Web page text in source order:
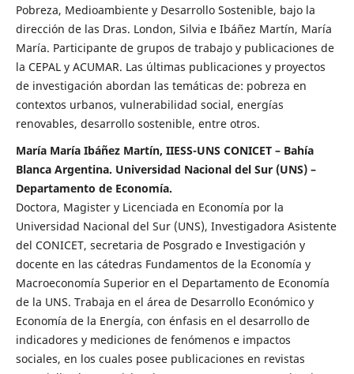
Pobreza, Medioambiente y Desarrollo Sostenible, bajo la
dirección de las Dras. London, Silvia e Ibáñez Martín, María
María. Participante de grupos de trabajo y publicaciones de
la CEPAL y ACUMAR. Las últimas publicaciones y proyectos
de investigación abordan las temáticas de: pobreza en
contextos urbanos, vulnerabilidad social, energías
renovables, desarrollo sostenible, entre otros.
María María Ibáñez Martín, IIESS-UNS CONICET – Bahía
Blanca Argentina. Universidad Nacional del Sur (UNS) –
Departamento de Economía.
Doctora, Magister y Licenciada en Economía por la
Universidad Nacional del Sur (UNS), Investigadora Asistente
del CONICET, secretaria de Posgrado e Investigación y
docente en las cátedras Fundamentos de la Economía y
Macroeconomía Superior en el Departamento de Economía
de la UNS. Trabaja en el área de Desarrollo Económico y
Economía de la Energía, con énfasis en el desarrollo de
indicadores y mediciones de fenómenos e impactos
sociales, en los cuales posee publicaciones en revistas